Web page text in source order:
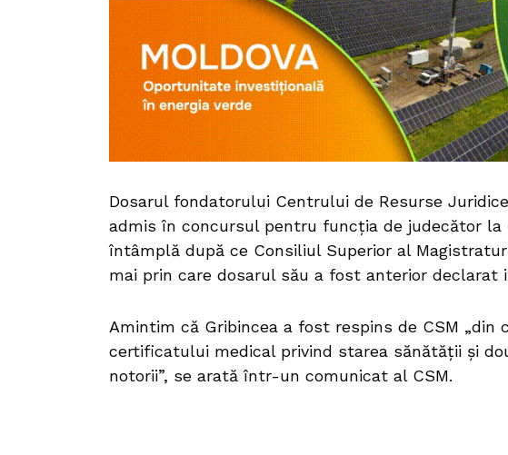
Dosarul fondatorului Centrului de Resurse
admis în concursul pentru funcția de judecător la
întâmplă după ce Consiliul Superior al
mai prin care dosarul său a fost anterior declarat
Amintim că Gribincea a fost respins de CSM „din
certificatului medical privind starea sănătății și
notorii”, se arată într-un comunicat al CSM.